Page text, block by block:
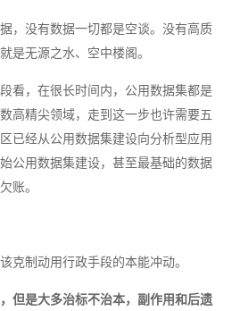
，没有数据一切都是空谈。没有高质
是无源之水、空中楼阁。
看，在很长时间内，公用数据集都是
高精尖领域，走到这一步也许需要五
已经从公用数据集建设向分析型应用
公用数据集建设，甚至最基础的数据
账。
克制动用行政手段的本能冲动。
但是大多治标不治本，副作用和后遗